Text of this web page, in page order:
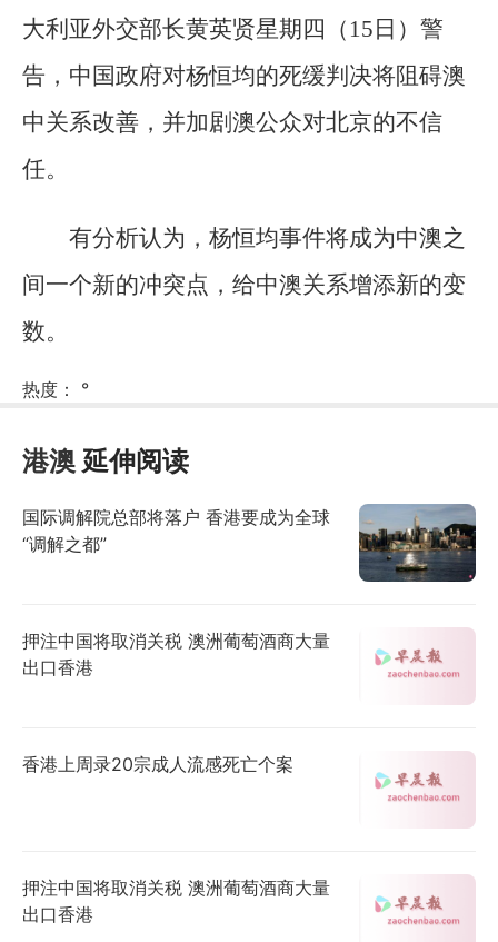
大利亚外交部长黄英贤星期四（15日）警
告，中国政府对杨恒均的死缓判决将阻碍澳
中关系改善，并加剧澳公众对北京的不信
任。
有分析认为，杨恒均事件将成为中澳之
间一个新的冲突点，给中澳关系增添新的变
数。
热度： °
港澳 延伸阅读
国际调解院总部将落户 香港要成为全球
“调解之都”
押注中国将取消关税 澳洲葡萄酒商大量
出口香港
香港上周录20宗成人流感死亡个案
押注中国将取消关税 澳洲葡萄酒商大量
出口香港